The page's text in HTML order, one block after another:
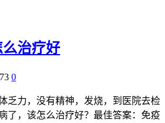
治疗好
0
乏力，没有精神，发烧，到医院去检
了，该怎么治疗好？最佳答案：免疫